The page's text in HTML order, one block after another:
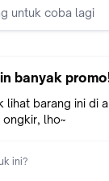
untuk coba lagi
banyak
lihat barang ini di
lho~
ini?